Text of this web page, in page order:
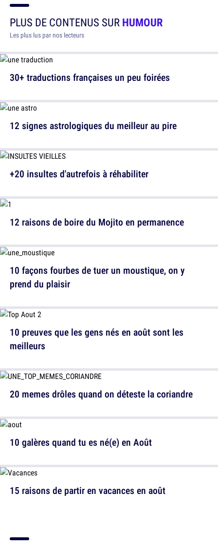
PLUS DE CONTENUS SURHUMOUR
Les plus lus par nos lecteurs
30+ traductions françaises un peu foirées
+20 insultes d'autrefois à réhabiliter
10 façons fourbes de tuer un moustique, on y
prend du plaisir
20 memes drôles quand on déteste la coriandre
15 raisons de partir en vacances en août
12 signes astrologiques du meilleur au pire
12 raisons de boire du Mojito en permanence
10 preuves que les gens nés en août sont les
meilleurs
10 galères quand tu es né(e) en Août